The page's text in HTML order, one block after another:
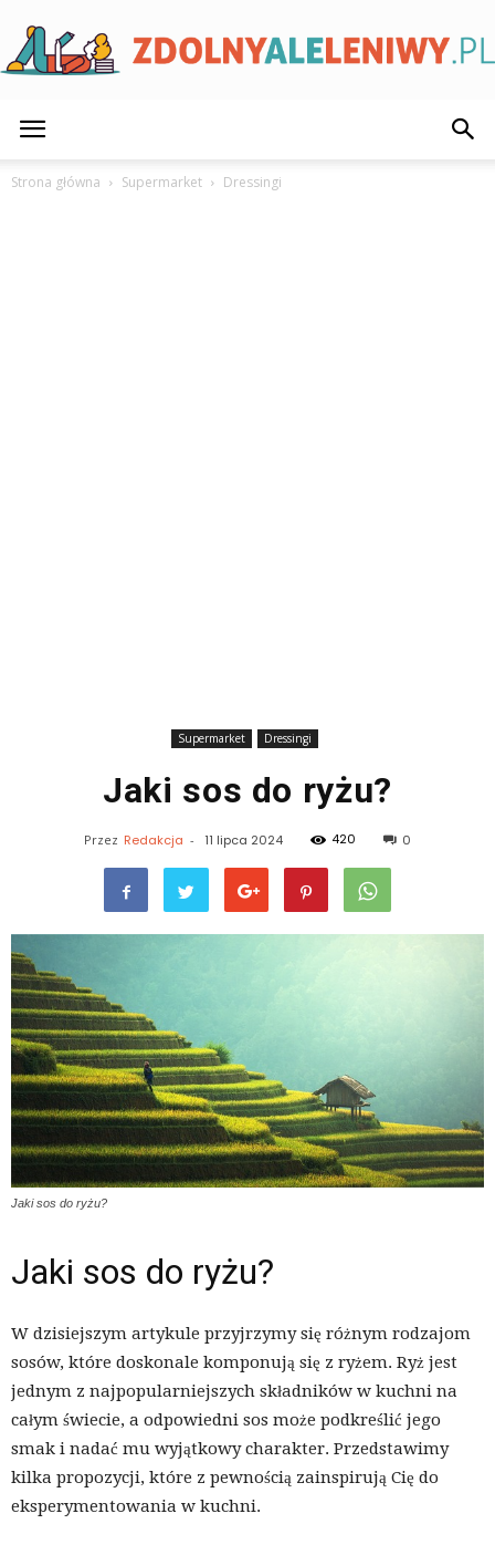
Strona główna Supermarket Dressingi
Supermarket Dressingi
Jaki sos do ryżu?
Przez Redakcja - 11 lipca 2024 420 0
Jaki sos do ryżu?
Jaki sos do ryżu?
W dzisiejszym artykule przyjrzymy się różnym rodzajom
sosów, które doskonale komponują się z ryżem. Ryż jest
jednym z najpopularniejszych składników w kuchni na
całym świecie, a odpowiedni sos może podkreślić jego
smak i nadać mu wyjątkowy charakter. Przedstawimy
kilka propozycji, które z pewnością zainspirują Cię do
eksperymentowania w kuchni.